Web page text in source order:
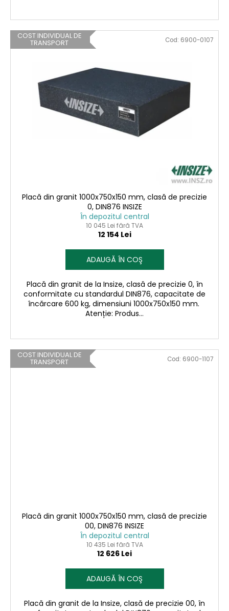
COST INDIVIDUAL DE
TRANSPORT
Placă din granit 1000x750x150 mm, clasă de precizie
0, DIN876 INSIZE
În depozitul central
10 045 Lei fără TVA
12 154 Lei
ADAUGĂ ÎN COŞ
Placă din granit de la Insize, clasă de precizie 0, în
conformitate cu standardul DIN876, capacitate de
încărcare 600 kg, dimensiuni 1000x750x150 mm.
Atenție: Produs...
Cod: 6900-0107
COST INDIVIDUAL DE
TRANSPORT
Placă din granit 1000x750x150 mm, clasă de precizie
00, DIN876 INSIZE
În depozitul central
10 435 Lei fără TVA
12 626 Lei
ADAUGĂ ÎN COŞ
Placă din granit de la Insize, clasă de precizie 00, în
Cod: 6900-1107